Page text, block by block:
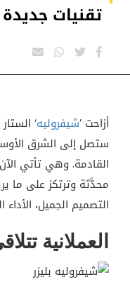
تقنيات جديدة
أزاحت ’شيفروليه
ستصل إلى الشرق
محدَّثة وترتكز على ما
التصميم الجميل، الأداء
العملانية